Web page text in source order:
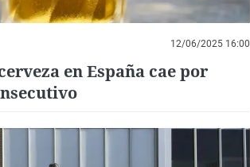
12/06/2025 16:00
en España cae por